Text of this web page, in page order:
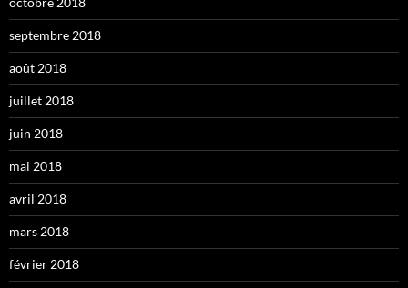
septembre 2018
août 2018
juillet 2018
juin 2018
mai 2018
avril 2018
mars 2018
février 2018